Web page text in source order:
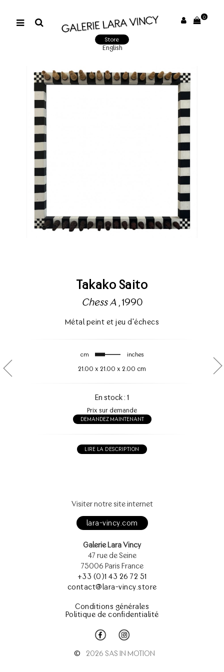
0
Store
English
Takako Saito
Chess A, 1990
Métal peint et jeu d'échecs
cm inches
21.00 x 21.00 x 2.00 cm
En stock : 1
Prix sur demande
DEMANDEZ MAINTENANT
LIRE LA DESCRIPTION
Visiter notre site internet
lara-vincy.com
Galerie Lara Vincy
47 rue de Seine
75006 Paris France
+33 (0)1 43 26 72 51
contact@lara-vincy.store
Conditions générales
Politique de confidentialité
© 2026 SAS IN MOTION